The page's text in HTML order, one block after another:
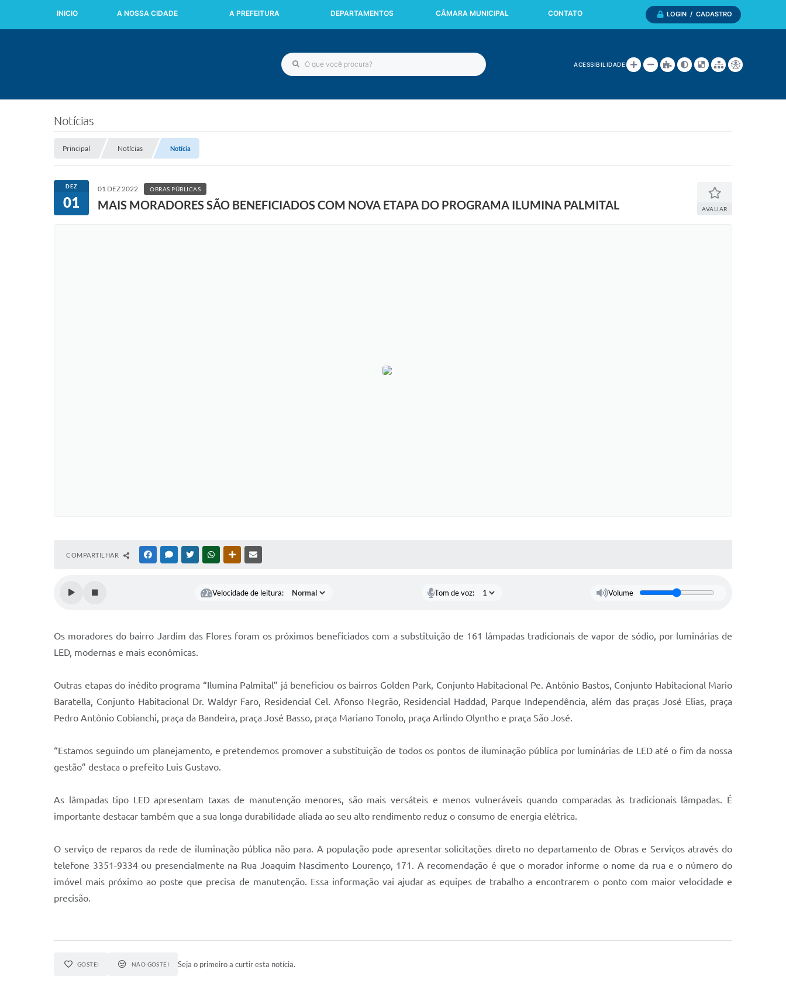
LOGIN / CADASTRO
ACESSIBILIDADE
INICIO A NOSSA CIDADE A PREFEITURA DEPARTAMENTOS CÂMARA MUNICIPAL CONTATO
Notícias
Principal Notícias Notícia
DEZ
01
01 DEZ 2022 OBRAS PÚBLICAS
MAIS MORADORES SÃO BENEFICIADOS COM NOVA ETAPA DO PROGRAMA ILUMINA PALMITAL AVALIAR
COMPARTILHAR FACEBOOKMESSENGER
TWITTERWHATSAPPOUTRAS MÍDIAS
Velocidade de leitura: Tom de voz: Volume
Os moradores do bairro Jardim das Flores foram os próximos beneficiados com a substituição de 161 lâmpadas tradicionais de vapor de sódio, por luminárias de
LED, modernas e mais econômicas.
Outras etapas do inédito programa “Ilumina Palmital” já beneficiou os bairros Golden Park, Conjunto Habitacional Pe. Antônio Bastos, Conjunto Habitacional Mario
Baratella, Conjunto Habitacional Dr. Waldyr Faro, Residencial Cel. Afonso Negrão, Residencial Haddad, Parque Independência, além das praças José Elias, praça
Pedro Antônio Cobianchi, praça da Bandeira, praça José Basso, praça Mariano Tonolo, praça Arlindo Olyntho e praça São José.
“Estamos seguindo um planejamento, e pretendemos promover a substituição de todos os pontos de iluminação pública por luminárias de LED até o fim da nossa
gestão” destaca o prefeito Luis Gustavo.
As lâmpadas tipo LED apresentam taxas de manutenção menores, são mais versáteis e menos vulneráveis quando comparadas às tradicionais lâmpadas. É
importante destacar também que a sua longa durabilidade aliada ao seu alto rendimento reduz o consumo de energia elétrica.
O serviço de reparos da rede de iluminação pública não para. A população pode apresentar solicitações direto no departamento de Obras e Serviços através do
telefone 3351-9334 ou presencialmente na Rua Joaquim Nascimento Lourenço, 171. A recomendação é que o morador informe o nome da rua e o número do
imóvel mais próximo ao poste que precisa de manutenção. Essa informação vai ajudar as equipes de trabalho a encontrarem o ponto com maior velocidade e
precisão.
GOSTEI NÃO GOSTEI Seja o primeiro a curtir esta notícia.